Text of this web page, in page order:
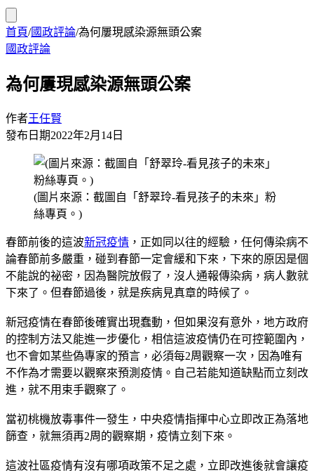
首頁/國政評論/為何屢現感染源無頭公案
國政評論
為何屢現感染源無頭公案
作者王任賢
發布日期2022年2月14日
(圖片來源：截圖自「舒翠玲-看見孩子的未來」粉
絲專頁。)
春節前後的這波新冠疫情 ，正如同以往的經驗，任何傳染病不
論春節前多嚴重，碰到春節一定會緩和下來，下來的原因是個
不能說的祕密，因為醫院放假了，沒人通報傳染病，病人數就
下來了。但春節過後，就是疾病見真章的時候了。
新冠疫情在春節後確實出現蠢動，但如果沒有意外，地方政府
的控制方法又能進一步優化，相信這波疫情仍在可控範圍內，
也不會如某些偽專家的預言，必須每2周觀察一次，因為唯有
不作為才需要以觀察來預測疫情。自己若能知道缺點而立刻改
進，就不用束手觀察了。
當初桃機放毒事件一發生，中央疫情指揮中心立即改正為落地
篩查，就無須再2周的觀察期，疫情立刻下來。
這波社區疫情有沒有哪項政策不足之處，立即改進後就會讓疫